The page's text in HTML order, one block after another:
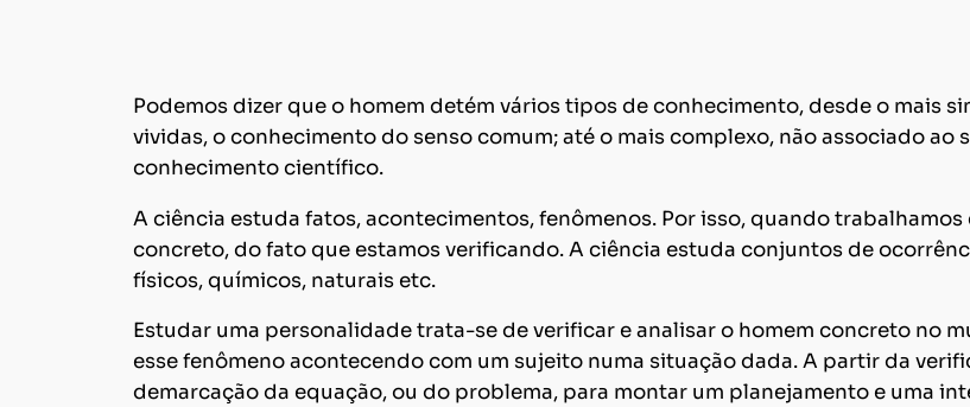
Podemos dizer que o homem detém vários tipos de conhecimento, desde o mais
vividas, o conhecimento do senso comum; até o mais complexo, não associado ao
conhecimento científico.
A ciência estuda fatos, acontecimentos, fenômenos. Por isso, quando
concreto, do fato que estamos verificando. A ciência estuda conjuntos de
físicos, químicos, naturais etc.
Estudar uma personalidade trata-se de verificar e analisar o homem concreto no
esse fenômeno acontecendo com um sujeito numa situação dada. A partir da
demarcação da equação, ou do problema, para montar um planejamento e uma